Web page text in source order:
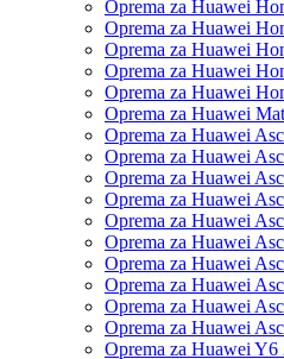
Oprema za Huawei
Oprema za Huawei
Oprema za Huawei
Oprema za Huawei
Oprema za Huawei
Oprema za Huawei
Oprema za Huawei
Oprema za Huawei
Oprema za Huawei
Oprema za Huawei
Oprema za Huawei
Oprema za Huawei
Oprema za Huawei
Oprema za Huawei
Oprema za Huawei
Oprema za Huawei
Oprema za Huawei Y6